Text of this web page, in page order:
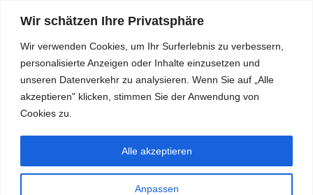
Wir schätzen Ihre Privatsphäre
Wir verwenden Cookies, um Ihr Surferlebnis zu verbessern,
personalisierte Anzeigen oder Inhalte einzusetzen und
unseren Datenverkehr zu analysieren. Wenn Sie auf „Alle
akzeptieren" klicken, stimmen Sie der Anwendung von
Cookies zu.
Anpassen
Alle akzeptieren
RDKS.EXPERT
TESTS, EXPERTEN-TIPPS RUND UM DAS THEMA RDKS UND